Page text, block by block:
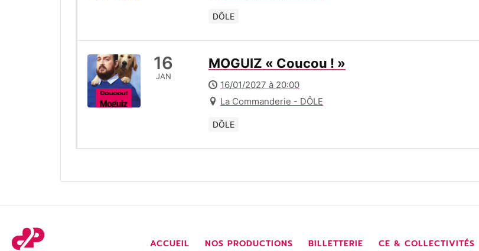
DÔLE
16
JAN
MOGUIZ « Coucou ! »
16/01/2027 à 20:00
La Commanderie - DÔLE
DÔLE
ACCUEIL NOS PRODUCTIONS BILLETTERIE CE & COLLECTIVITÉS